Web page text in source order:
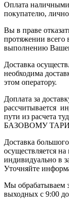
Оплата наличными
покупателю,
Вы в праве
протяжении всего
выполнению
Доставка
необходима
этом оператору.
Доплата за
рассчитывается
пути из расчета
БАЗОВОМУ
Доставка
осуществляется
индивидуально в
Уточняйте
Мы обрабатываем
выходных с 9:00